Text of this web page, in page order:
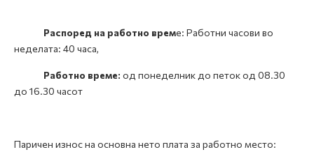
Распоред на работно време: Работни часови во
неделата: 40 часа,
Работно време: од понеделник до петок од 08.30
до 16.30 часот
Паричен износ на основна нето плата за работно место: